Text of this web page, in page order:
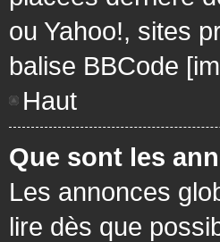
ou Yahoo!, sites
balise BBCode
Haut
Que sont les
Les annonces
lire dès que